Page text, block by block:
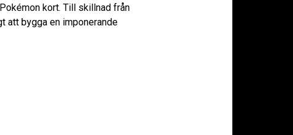
kort. Till skillnad från
att bygga en imponerande